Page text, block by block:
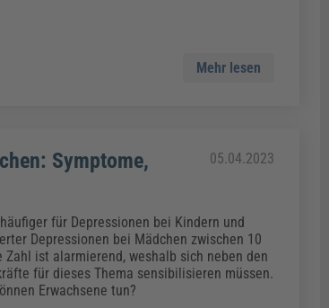
Mehr lesen
Symptome,
05.04.2023
für Depressionen bei Kindern und
Depressionen bei Mädchen zwischen 10
ist alarmierend, weshalb sich neben den
für dieses Thema sensibilisieren müssen.
Erwachsene tun?